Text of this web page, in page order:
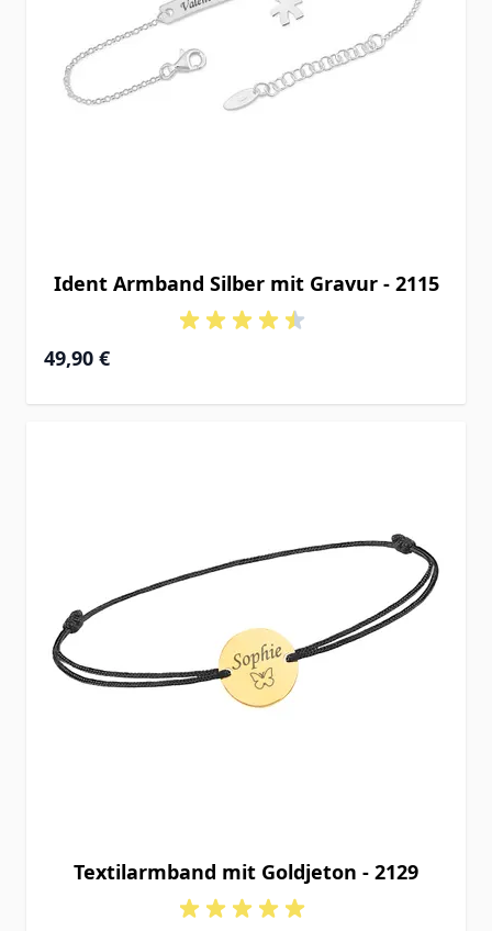
Ident Armband Silber mit Gravur - 2115
49,90 €
Textilarmband mit Goldjeton - 2129